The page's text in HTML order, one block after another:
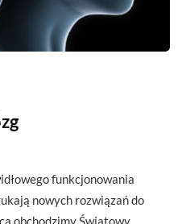
funkcjonowania
nowych rozwiązań do
obchodzimy Światowy